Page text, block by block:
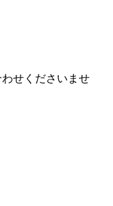
せくださいませ